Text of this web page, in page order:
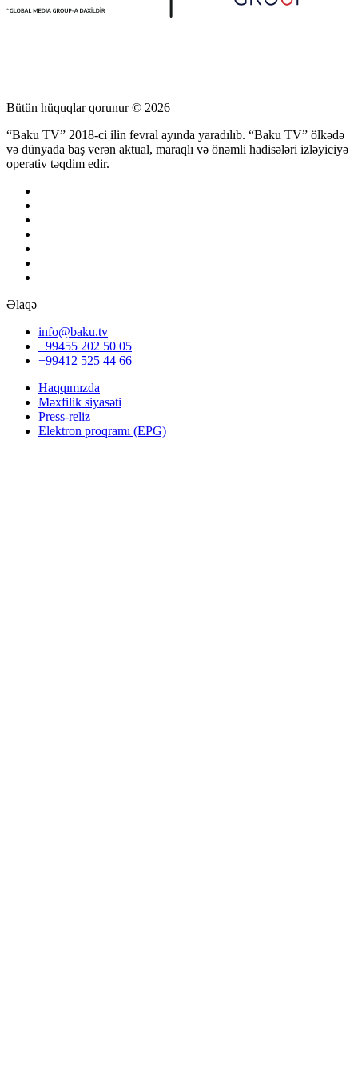
Bütün hüquqlar qorunur © 2026
“Baku TV” 2018-ci ilin fevral ayında yaradılıb. “Baku TV” ölkədə
və dünyada baş verən aktual, maraqlı və önəmli hadisələri izləyiciyə
operativ təqdim edir.
Əlaqə
info@baku.tv
+99455 202 50 05
+99412 525 44 66
Haqqımızda
Məxfilik siyasəti
Press-reliz
Elektron proqramı (EPG)